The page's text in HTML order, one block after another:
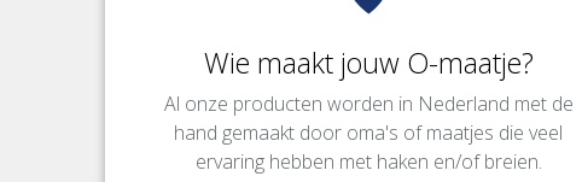
Wie maakt jouw O-maatje?
Al onze producten worden in Nederland met de
hand gemaakt door oma's of maatjes die veel
ervaring hebben met haken en/of breien.